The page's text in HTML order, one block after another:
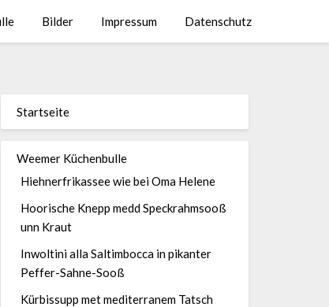
Bilder Impressum Datenschutz
Startseite
Weemer Küchenbulle
Hiehnerfrikassee wie bei Oma Helene
Hoorische Knepp medd Speckrahmsooß
unn Kraut
Inwoltini alla Saltimbocca in pikanter
Peffer-Sahne-Sooß
Kürbissupp met mediterranem Tatsch